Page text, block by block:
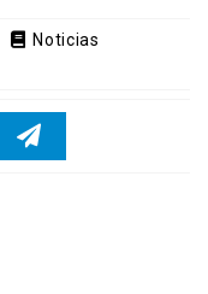
Noticias